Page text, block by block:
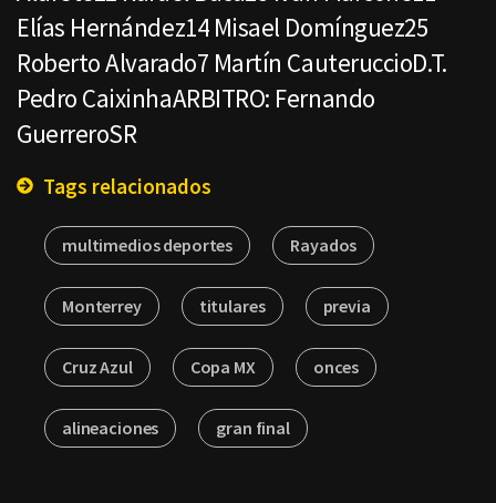
Elías Hernández14 Misael Domínguez25
Roberto Alvarado7 Martín CauteruccioD.T.
Pedro CaixinhaARBITRO: Fernando
GuerreroSR
Tags relacionados
multimedios deportes Rayados
Monterrey titulares previa
Cruz Azul Copa MX onces
alineaciones gran final